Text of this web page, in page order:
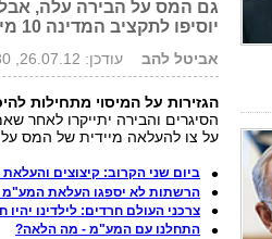
גם המס על הבירה עלה, אבל
יוסיפו לתקציב המדינה 10 מיליארד שקלים
אביטל להב עודכן: 26.07.12, 00:30
הגזירות על המיסוי מתחילות
הסיגרים והבירה יתייקרו לאחר
על צו להעלאה מיידית של המס
ביום שני הקרוב: קיצוצים
הרשתות לא יספגו העלאת המע"מ
צרכני העולם חרדים: לילדינו יהיו
התחלנו עם המע"מ - מה הלאה?